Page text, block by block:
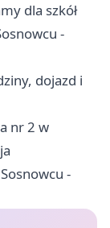
dla szkół
-
dojazd i
nr 2 w
-